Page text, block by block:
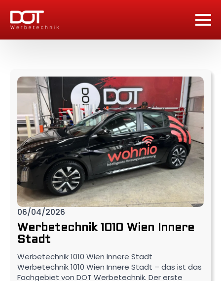
Werbetechnik 1010 Wien Innere
Stadt
06/04/2026
Werbetechnik 1010 Wien Innere Stadt
Werbetechnik 1010 Wien Innere Stadt – das ist das
Fachgebiet von DOT Werbetechnik. Der erste